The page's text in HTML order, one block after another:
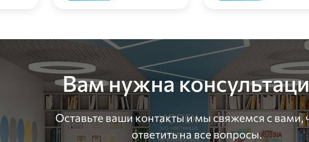
Вам нужна
Оставьте ваши контакты и мы свяжемся с вами,
ответить на все вопросы.